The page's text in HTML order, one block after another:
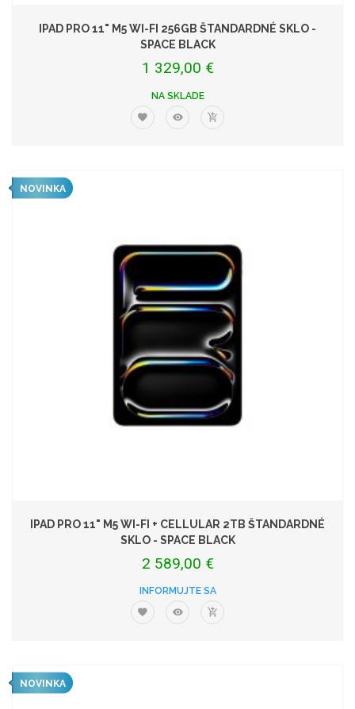
IPAD PRO 11" M5 WI-FI 256GB ŠTANDARDNÉ SKLO -
SPACE BLACK
1 329,00 €
NA SKLADE
NOVINKA
IPAD PRO 11" M5 WI-FI + CELLULAR 2TB ŠTANDARDNÉ
SKLO - SPACE BLACK
2 589,00 €
INFORMUJTE SA
NOVINKA